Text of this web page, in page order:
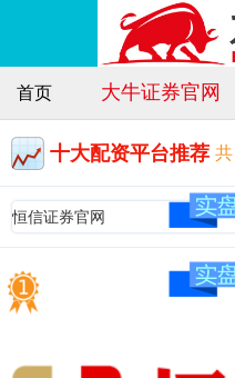
首页 大牛证券官网
十大配资平台推荐 共
恒信证券官网